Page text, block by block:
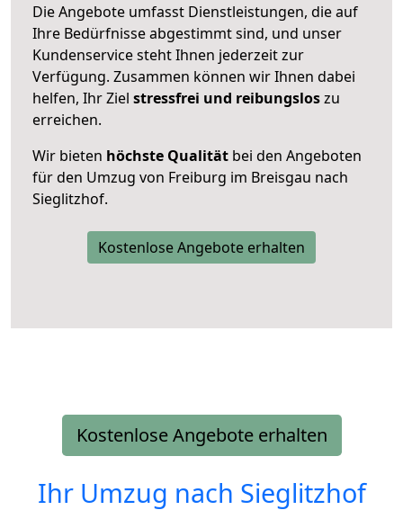
Die Angebote umfasst Dienstleistungen, die auf
Ihre Bedürfnisse abgestimmt sind, und unser
Kundenservice steht Ihnen jederzeit zur
Verfügung. Zusammen können wir Ihnen dabei
helfen, Ihr Ziel stressfrei und reibungsloszu
erreichen.
Wir bieten höchste Qualität bei den Angeboten
für den Umzug von Freiburg im Breisgau nach
Sieglitzhof.
Kostenlose Angebote erhalten
Kostenlose Angebote erhalten
Ihr Umzug nach Sieglitzhof